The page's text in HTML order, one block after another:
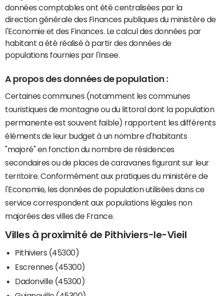
données comptables ont été centralisées par la
direction générale des Finances publiques du ministère de
l'Economie et des Finances. Le calcul des données par
habitant a été réalisé à partir des données de
populations fournies par l'Insee.
A propos des données de population :
Certaines communes (notamment les communes
touristiques de montagne ou du littoral dont la population
permanente est souvent faible) rapportent les différents
éléments de leur budget à un nombre d'habitants
"majoré" en fonction du nombre de résidences
secondaires ou de places de caravanes figurant sur leur
territoire. Conformément aux pratiques du ministère de
l'Economie, les données de population utilisées dans ce
service correspondent aux populations légales non
majorées des villes de France.
Villes à proximité de Pithiviers-le-Vieil
Pithiviers (45300)
Escrennes (45300)
Dadonville (45300)